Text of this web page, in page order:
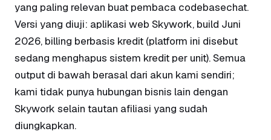
yang paling relevan buat pembaca codebasechat.
Versi yang diuji: aplikasi web Skywork, build Juni
2026, billing berbasis kredit (platform ini disebut
sedang menghapus sistem kredit per unit). Semua
output di bawah berasal dari akun kami sendiri;
kami tidak punya hubungan bisnis lain dengan
Skywork selain tautan afiliasi yang sudah
diungkapkan.